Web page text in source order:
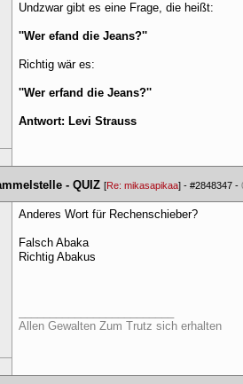
Undzwar gibt es eine Frage, die heißt:
''Wer efand die Jeans?''
Richtig wär es:
''Wer erfand die Jeans?''
Antwort: Levi Straus
- QUIZ [Re: mikasapikaa] - #2848347 -
Anderes Wort für Rechenschieber?
Falsch Abaka
Richtig Abaku
Allen Gewalten Zum Trutz sich erhalten